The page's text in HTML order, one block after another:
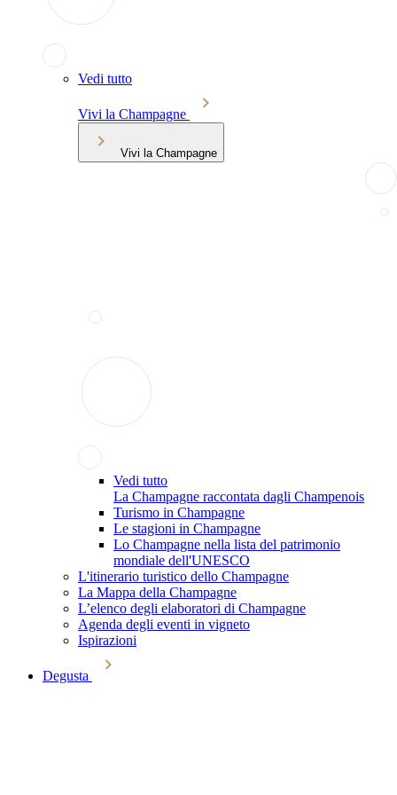
Vedi tutto
Vivi la Champagne
Vivi la Champagne
Vedi tutto
La Champagne raccontata dagli Champenois
Turismo in Champagne
Le stagioni in Champagne
Lo Champagne nella lista del patrimonio
mondiale dell'UNESCO
L'itinerario turistico dello Champagne
La Mappa della Champagne
L’elenco degli elaboratori di Champagne
Agenda degli eventi in vigneto
Ispirazioni
Degusta